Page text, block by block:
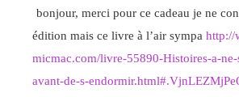
bonjour, merci pour ce cadeau je ne
édition mais ce livre à l’air sympahttp://
micmac.com/livre-55890-Histoires-a-
avant-de-s-